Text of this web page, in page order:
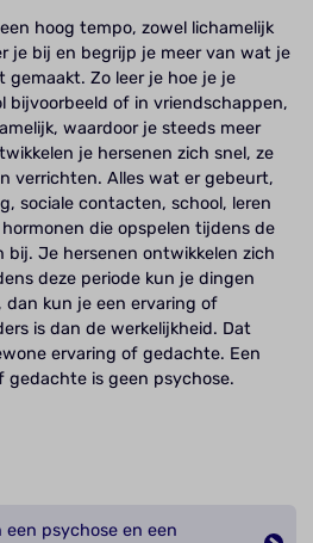
hoog tempo, zowel lichamelijk
je bij en begrijp je meer van wat je
gemaakt. Zo leer je hoe je je
bijvoorbeeld of in vriendschappen,
waardoor je steeds meer
je hersenen zich snel, ze
verrichten. Alles wat er gebeurt,
sociale contacten, school, leren
die opspelen tijdens de
Je hersenen ontwikkelen zich
deze periode kun je dingen
dan kun je een ervaring of
is dan de werkelijkheid. Dat
ervaring of gedachte. Een
is geen psychose.
een psychose en een